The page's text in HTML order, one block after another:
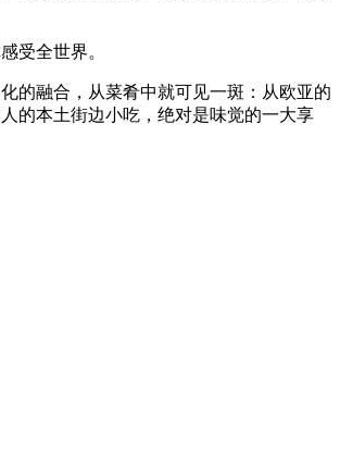
受全世界。
的融合，从菜肴中就可见一斑：从欧亚的
的本土街边小吃，绝对是味觉的一大享